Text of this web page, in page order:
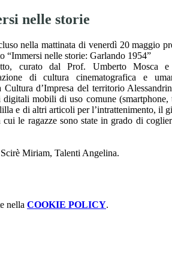
nelle storie
nella mattinata di venerdì 20 maggio
“Immersi nelle storie: Garlando 1954”
curato dal Prof. Umberto Mosca e
di cultura cinematografica e
d’Impresa del territorio
mobili di uso comune
e di altri articoli per l’intrattenimento, il
le ragazze sono state in grado di
Miriam, Talenti Angelina.
nella COOKIE POLICY.